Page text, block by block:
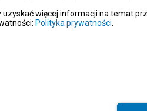
uzyskać więcej informacji na temat
Polityka prywatności